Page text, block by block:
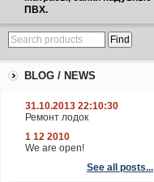
ПВХ.
BLOG / NEWS
31.10.2013 22:10:30
Ремонт лодок
1 12 2010
We are open!
See all posts...